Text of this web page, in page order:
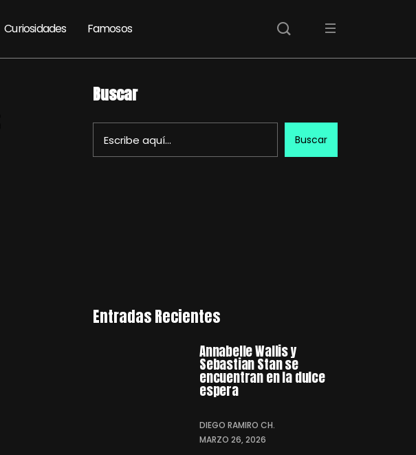
Curiosidades Famosos
Buscar
Buscar
Entradas Recientes
Annabelle Wallis y
Sebastian Stan se
encuentran en la dulce
espera
DIEGO RAMIRO CH.
MARZO 26, 2026